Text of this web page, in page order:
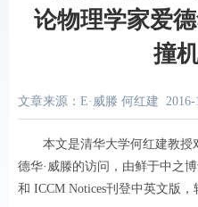
论物理学家爱
撞
文章来源：E·威滕 何红建 2016-
本文是清华大学何红建教
德华·威滕的访问，由鲜于中之
和 ICCM Notices刊登中英文版，